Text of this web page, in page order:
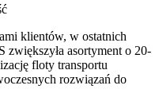
klientów, w ostatnich
zwiększyła asortyment o 20-
floty transportu
rozwiązań do